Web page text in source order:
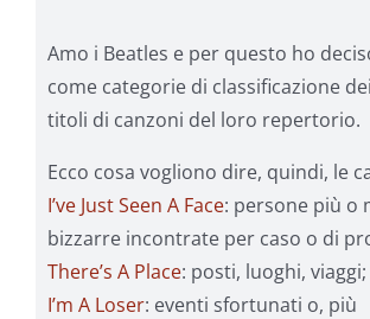
Amo i Beatles e per questo ho
come categorie di classificazione
titoli di canzoni del loro repertorio.
Ecco cosa vogliono dire, quindi, le
I’ve Just Seen A Face: persone più o
bizzarre incontrate per caso o di
There’s A Place: posti, luoghi, viaggi;
I’m A Loser: eventi sfortunati o, più